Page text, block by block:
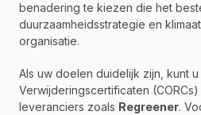
benadering te kiezen die het
duurzaamheidsstrategie en
organisatie.
Als uw doelen duidelijk zijn, kunt u
Verwijderingscertificaten
leveranciers zoals Regreener.